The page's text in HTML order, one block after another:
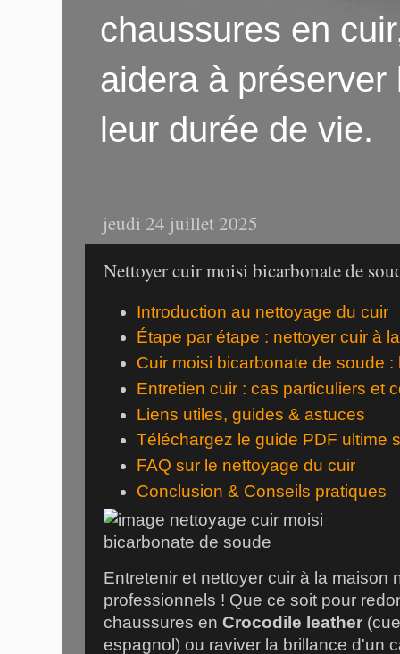
chaussures en
aidera à
leur durée de vie.
jeudi 24 juillet 2025
Nettoyer cuir moisi bicarbonate de
Introduction au nettoyage du cuir
Étape par étape : nettoyer cuir à
Cuir moisi bicarbonate de soude
Entretien cuir : cas particuliers et
Liens utiles, guides & astuces
Téléchargez le guide PDF ultime
FAQ sur le nettoyage du cuir
Conclusion & Conseils pratiques
Entretenir et nettoyer cuir à la maison
professionnels ! Que ce soit pour
chaussures en Crocodile leather
espagnol) ou raviver la brillance d'un